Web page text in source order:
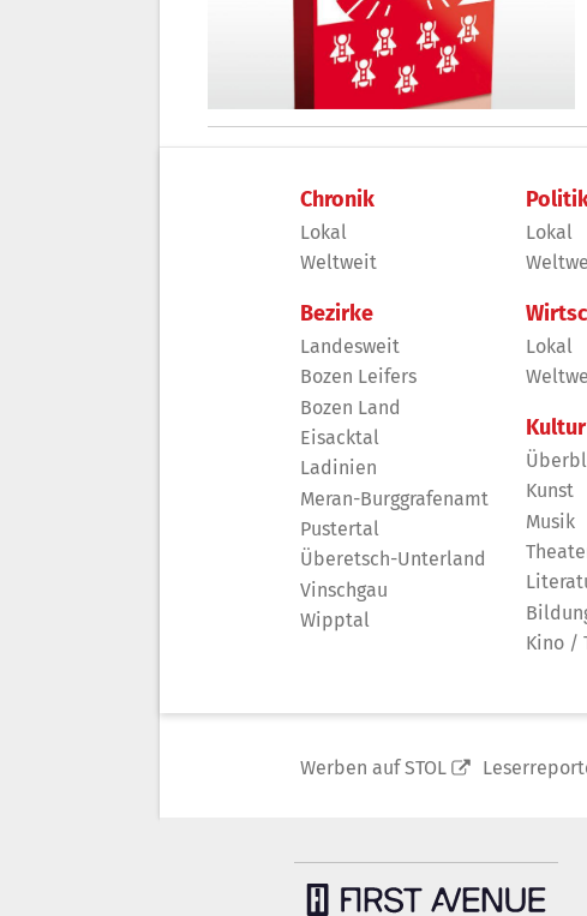
Chronik
Lokal
Weltweit
Bezirke
Landesweit
Bozen Leifers
Bozen Land
Eisacktal
Ladinien
Meran-Burggrafenamt
Pustertal
Überetsch-Unterland
Vinschgau
Wipptal
Lokal
Lokal
Kultur
Kunst
Musik
Kino /
Werben auf STOL